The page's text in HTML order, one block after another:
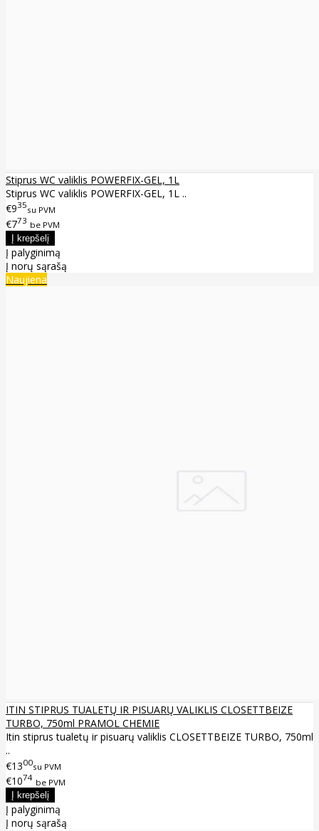
Stiprus WC valiklis POWERFIX-GEL, 1L
Stiprus WC valiklis POWERFIX-GEL, 1L ..
€935su PVM
€773 be PVM
Į palyginimą
Į norų sąrašą
Naujiena
ITIN STIPRUS TUALETŲ IR PISUARŲ VALIKLIS CLOSETTBEIZE
TURBO, 750ml PRAMOL CHEMIE
Itin stiprus tualetų ir pisuarų valiklis CLOSETTBEIZE TURBO, 750ml
..
€1300su PVM
€1074 be PVM
Į palyginimą
Į norų sąrašą